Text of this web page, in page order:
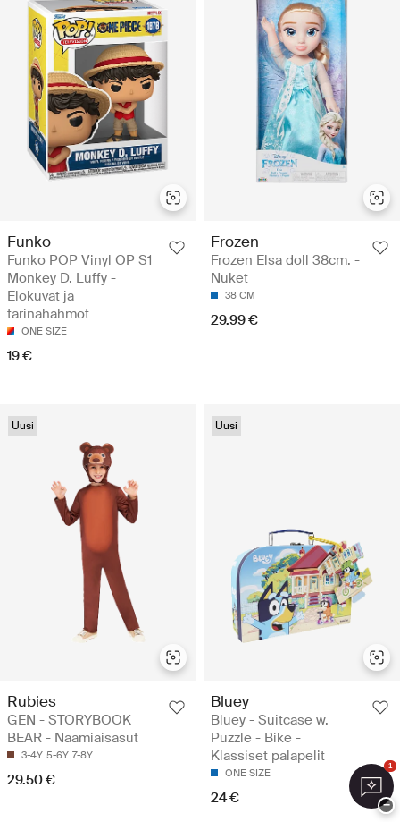
Funko
Funko POP Vinyl OP S1
Monkey D. Luffy -
Elokuvat ja
tarinahahmot
ONE SIZE
19 €
Frozen
Frozen Elsa doll 38cm. -
Nuket
38 CM
29.99 €
Uusi
Rubies
GEN - STORYBOOK
BEAR - Naamiaisasut
3-4Y 5-6Y 7-8Y
29.50 €
Uusi
Bluey
Bluey - Suitcase w.
Puzzle - Bike -
Klassiset palapelit
ONE SIZE
24 €
1
−